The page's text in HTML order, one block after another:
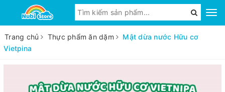
Trang chủ Thực phẩm ăn dặm
Mật dừa nước Hữu cơ
Vietpina